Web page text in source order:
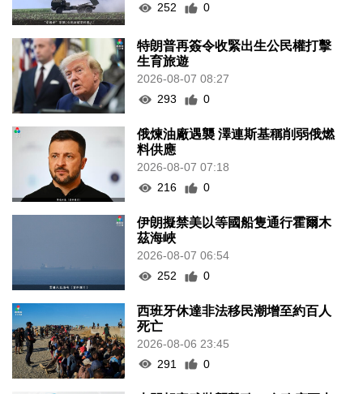
252
0
特朗普再簽令收緊出生公民權打擊
生育旅遊
2026-08-07 08:27
293
0
俄煉油廠遇襲 澤連斯基稱削弱俄燃
料供應
2026-08-07 07:18
216
0
伊朗擬禁美以等國船隻通行霍爾木
茲海峽
2026-08-07 06:54
252
0
西班牙休達非法移民潮增至約百人
死亡
2026-08-06 23:45
291
0